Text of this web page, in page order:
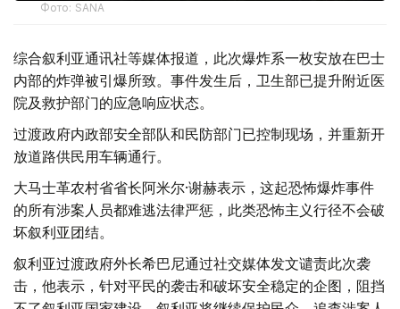
Фото: SANA
综合叙利亚通讯社等媒体报道，此次爆炸系一枚安放在巴士
内部的炸弹被引爆所致。事件发生后，卫生部已提升附近医
院及救护部门的应急响应状态。
过渡政府内政部安全部队和民防部门已控制现场，并重新开
放道路供民用车辆通行。
大马士革农村省省长阿米尔·谢赫表示，这起恐怖爆炸事件
的所有涉案人员都难逃法律严惩，此类恐怖主义行径不会破
坏叙利亚团结。
叙利亚过渡政府外长希巴尼通过社交媒体发文谴责此次袭
击，他表示，针对平民的袭击和破坏安全稳定的企图，阻挡